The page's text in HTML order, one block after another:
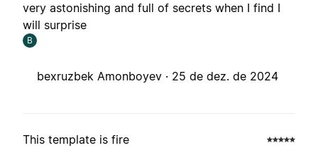
very astonishing and full of secrets when I find I
will surprise
B
bexruzbek Amonboyev · 25 de dez. de 2024
This template is fire